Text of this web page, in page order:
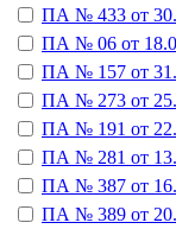
ПА № 433 от
ПА № 06 от
ПА № 157 от
ПА № 273 от
ПА № 191 от
ПА № 281 от
ПА № 387 от
ПА № 389 от